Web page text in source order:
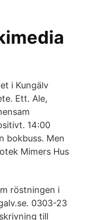
i Kungälv
Ett. Ale,
14:00
bokbuss. Men
Mimers Hus
röstningen i
0303-23
till